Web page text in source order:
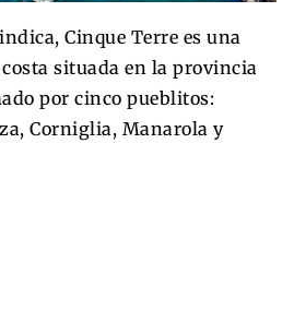
Cinque Terre es una
situada en la provincia
por cinco pueblitos:
Corniglia, Manarola y